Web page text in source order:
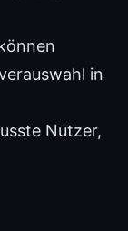
in
Nutzer,